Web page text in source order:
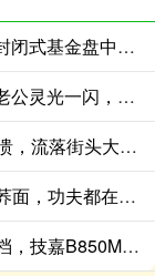
创达盈配资官网 阿克曼：散户交易导致新封闭式基金盘中急跌
长城配资平台 开心一笑：女儿赖床不起，老公灵光一闪，啪的一声……
泰仓配资官网 25岁女孩被家人催婚情绪崩溃，流落街头大哭满脸无助，场面心酸！
科银宏泰配资APP下载 一碗讲究的羊肉剁荞面，功夫都在看不见的地方
融股通配资官网 AMD Ryzen5 9500F好搭档，技嘉B850M电竞雕压榨尽内存最后潜能！